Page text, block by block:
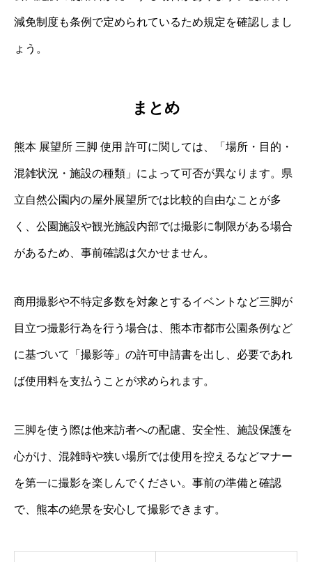
減免制度も条例で定められているため規定を確認しまし
ょう。
まとめ
熊本 展望所 三脚 使用 許可に関しては、「場所・目的・
混雑状況・施設の種類」によって可否が異なります。県
立自然公園内の屋外展望所では比較的自由なことが多
く、公園施設や観光施設内部では撮影に制限がある場合
があるため、事前確認は欠かせません。
商用撮影や不特定多数を対象とするイベントなど三脚が
目立つ撮影行為を行う場合は、熊本市都市公園条例など
に基づいて「撮影等」の許可申請書を出し、必要であれ
ば使用料を支払うことが求められます。
三脚を使う際は他来訪者への配慮、安全性、施設保護を
心がけ、混雑時や狭い場所では使用を控えるなどマナー
を第一に撮影を楽しんでください。事前の準備と確認
で、熊本の絶景を安心して撮影できます。